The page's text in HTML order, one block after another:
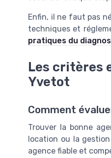
Enfin, il ne faut pas
techniques et
pratiques du
Les critères
Yvetot
Comment
Trouver la bonne
location ou la
agence fiable et